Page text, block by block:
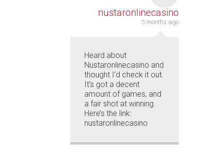
nustaronlinecasino
5 months ago
Heard about
Nustaronlinecasino and
thought I’d check it out.
It’s got a decent
amount of games, and
a fair shot at winning.
Here’s the link:
nustaronlinecasino